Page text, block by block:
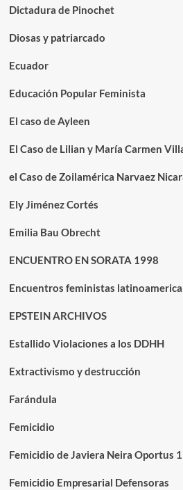
Dictadura de Pinochet
Diosas y patriarcado
Ecuador
Educación Popular Feminista
El caso de Ayleen
El Caso de Lilian y María Carmen
el Caso de Zoilamérica Narvaez
Ely Jiménez Cortés
Emilia Bau Obrecht
ENCUENTRO EN SORATA 1998
Encuentros feministas
EPSTEIN ARCHIVOS
Estallido Violaciones a los DDHH
Extractivismo y destrucción
Farándula
Femicidio
Femicidio de Javiera Neira Oportus
Femicidio Empresarial Defensoras